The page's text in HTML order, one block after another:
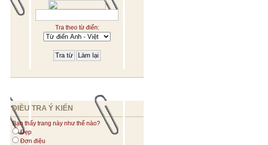
Tra theo từ điển:
ĐIỀU TRA Ý KIẾN
Bạn thấy trang này như thế nào?
Đẹp
Đơn điệu